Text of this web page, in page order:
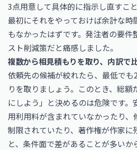
3点用意して具体的に指示し直すこ
最初にそれをやっておけば余計な時
もなかったはずです。発注者の要件
スト削減策だと痛感しました。
複数から相見積もりを取り、内訳で
依頼先の候補が絞れたら、最低でも
りを取りましょう。このとき、総額
にしよう」と決めるのは危険です
用利用料が含まれていなかったり、
制限されていたり、著作権が作家に
と、条件面で差があることが多いか